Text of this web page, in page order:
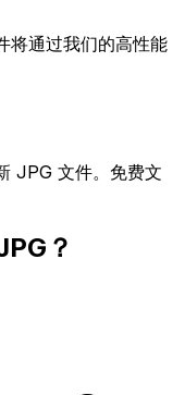
将通过我们的高性能
JPG 文件。免费文
？